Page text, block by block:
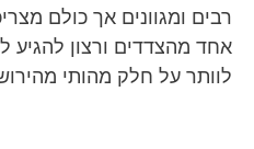
רבים ומגוונים אך כולם
אחד מהצדדים ורצון להגיע
לוותר על חלק מהותי